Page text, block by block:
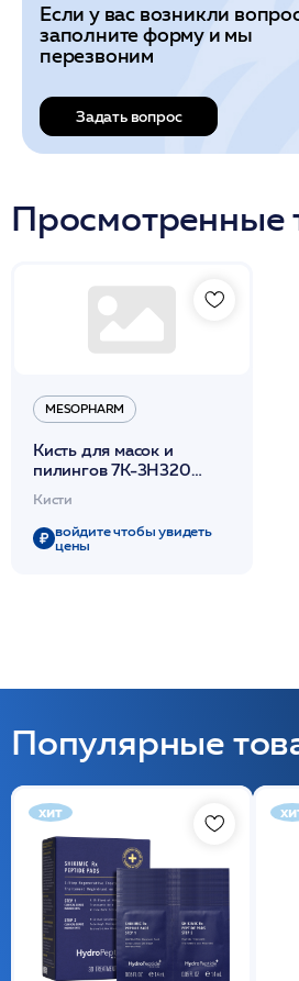
Если у вас возникли
заполните форму и мы
перезвоним
Задать вопрос
Просмотренные
MESOPHARM
Кисть для масок и
пилингов 7К-3Н320
плоская, веерная
9мм/L35мм/Mesopharm
Кисти
войдите чтобы увидеть
цены
Популярные
хит